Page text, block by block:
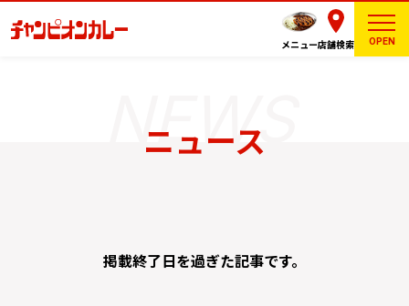
メニュー店舗検索 OPEN
ニュース
掲載終了日を過ぎた記事です。